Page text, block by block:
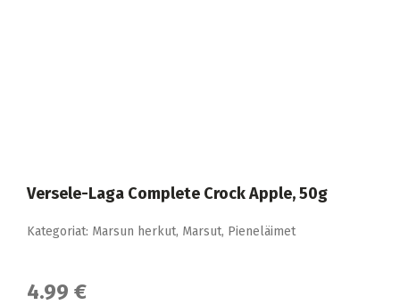
Versele-Laga Complete Crock Apple, 50g
Kategoriat: Marsun herkut, Marsut, Pieneläimet
4.99 €